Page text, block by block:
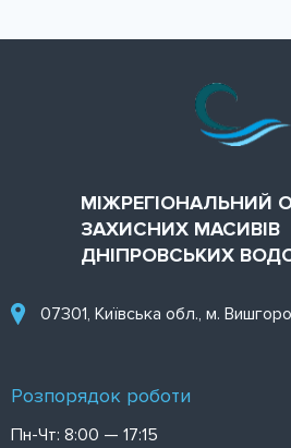
МІЖРЕГІОНАЛЬНИЙ
ЗАХИСНИХ МАСИВІВ
ДНІПРОВСЬКИХ
07301, Київська обл., м.
Розпорядок роботи
Пн-Чт: 8:00 — 17:15